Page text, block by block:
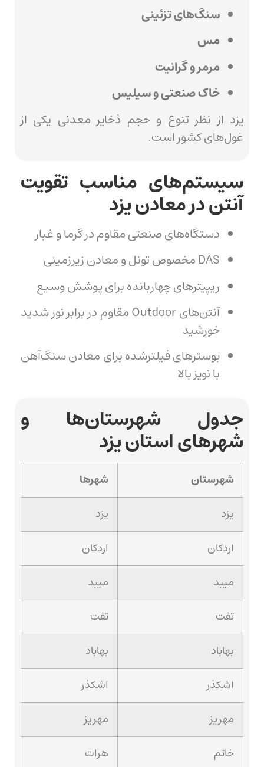
سنگ‌های تزئینی
مس
مرمر و گرانیت
خاک صنعتی و سیلیس
یزد از نظر تنوع و حجم ذخایر معدنی یکی از
غول‌های کشور است.
سیستم‌های مناسب تقویت
آنتن در معادن یزد
دستگاه‌های صنعتی مقاوم در گرما و غبار
DAS مخصوص تونل و معادن زیرزمینی
ریپیترهای چهاربانده برای پوشش وسیع
آنتن‌های Outdoor مقاوم در برابر نور شدید
خورشید
بوسترهای فیلترشده برای معادن سنگ‌آهن
با نویز بالا
جدول شهرستان‌ها و
شهرهای استان یزد
شهرستان
شهرها
یزد
یزد
اردکان
اردکان
میبد
میبد
تفت
تفت
بهاباد
بهاباد
اشکذر
اشکذر
مهریز
مهریز
خاتم
هرات